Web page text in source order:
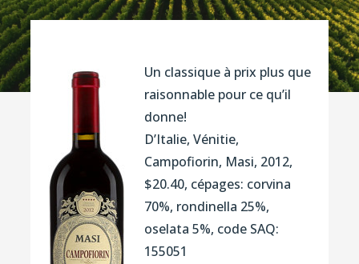
Un classique à prix plus que
raisonnable pour ce qu’il
donne!
D’Italie, Vénitie,
Campofiorin, Masi, 2012,
$20.40, cépages: corvina
70%, rondinella 25%,
oselata 5%, code SAQ:
155051